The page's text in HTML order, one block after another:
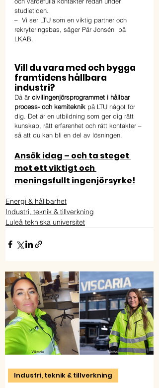
studietiden.
–  Vi ser LTU som en viktig partner och
rekryteringsbas, säger Pär Jonsén  på
LKAB.
Vill du vara med och bygga
framtidens hållbara
industri?
Då är civilingenjörsprogrammet i hållbar
process- och kemiteknik på LTU något för
dig. Det är en utbildning som ger dig rätt
kunskap, rätt erfarenhet och rätt kontakter –
så att du kan bli en del av lösningen.
Ansök idag – och ta steget
mot ett viktigt och
meningsfullt ingenjörsyrke!
Energi & hållbarhet
Industri, teknik & tillverkning
Luleå tekniska universitet
Industri, teknik & tillverkning